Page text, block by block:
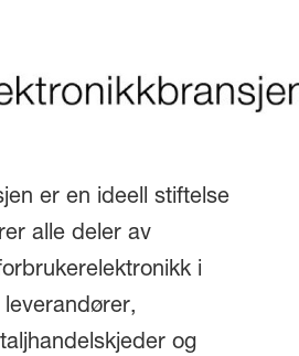
er en ideell stiftelse
alle deler av
i
og